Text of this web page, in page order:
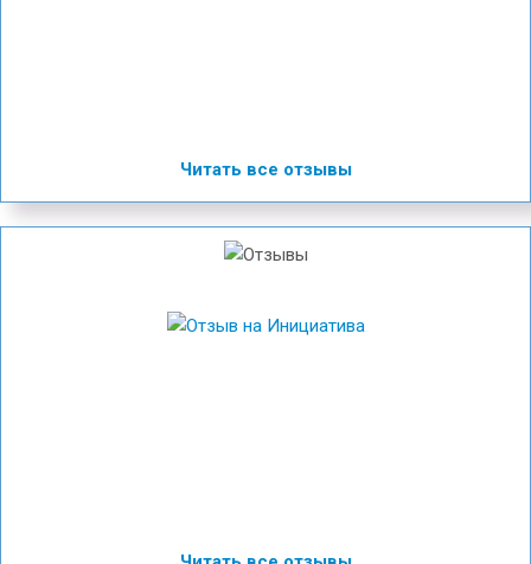
Читать все отзывы